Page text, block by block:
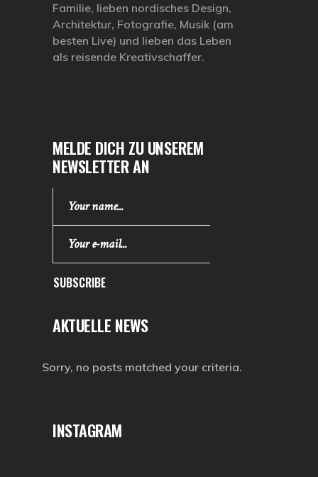
Familie, lieben nordisches Design,
Architektur, Fotografie, Musik (am
besten Live) und lieben das Leben
als reisende Kreativschaffer.
MELDE DICH ZU UNSEREM
NEWSLETTER AN
SUBSCRIBE
AKTUELLE NEWS
Sorry, no posts matched your criteria.
INSTAGRAM